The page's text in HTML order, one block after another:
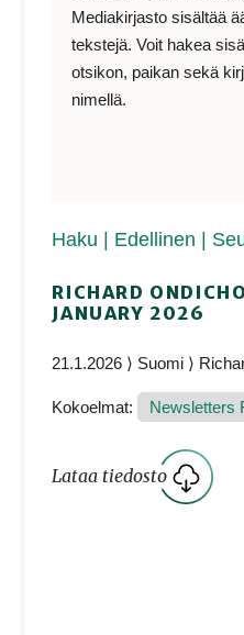
Mediakirjasto sisältää
tekstejä. Voit hakea
otsikon, paikan sekä
nimellä.
Haku | Edellinen |
RICHARD
JANUARY 2026
21.1.2026 ⟩ Suomi ⟩
Kokoelmat: Newsletters
Lataa tiedosto